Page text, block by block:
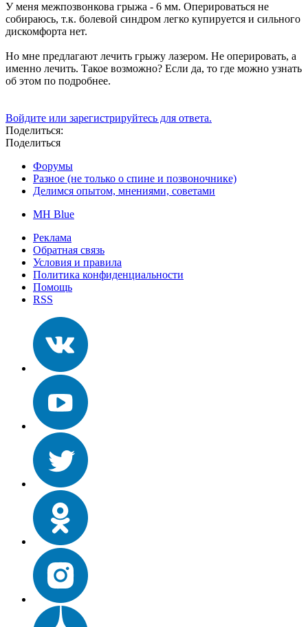
У меня межпозвонкова грыжа - 6 мм. Оперироваться не
собираюсь, т.к. болевой синдром легко купируется и сильного
дискомфорта нет.
Но мне предлагают лечить грыжу лазером. Не оперировать, а
именно лечить. Такое возможно? Если да, то где можно узнать
об этом по подробнее.
Войдите или зарегистрируйтесь для ответа.
Поделиться:
Поделиться
Форумы
Разное (не только о спине и позвоночнике)
Делимся опытом, мнениями, советами
MH Blue
Реклама
Обратная связь
Условия и правила
Политика конфиденциальности
Помощь
RSS